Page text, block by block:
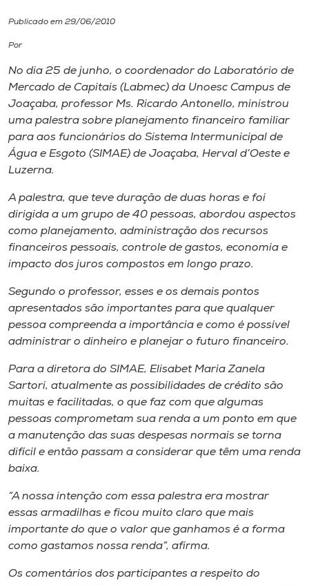
Cultura
CPA
Biblioteca
Editora
Rádio
Unoesc
Store
Selecione
o idioma
A-
Publicado em 29/06/2010
Por
No dia 25 de junho, o coordenador do Laboratório de
Mercado de Capitais (Labmec) da Unoesc Campus de
Joaçaba, professor Ms. Ricardo Antonello, ministrou
uma palestra sobre planejamento financeiro familiar
para aos funcionários do Sistema Intermunicipal de
Água e Esgoto (SIMAE) de Joaçaba, Herval d’Oeste e
Luzerna.
A palestra, que teve duração de duas horas e foi
dirigida a um grupo de 40 pessoas, abordou aspectos
como planejamento, administração dos recursos
financeiros pessoais, controle de gastos, economia e
impacto dos juros compostos em longo prazo.
Segundo o professor, esses e os demais pontos
apresentados são importantes para que qualquer
pessoa compreenda a importância e como é possível
administrar o dinheiro e planejar o futuro financeiro.
Para a diretora do SIMAE, Elisabet Maria Zanela
Sartori, atualmente as possibilidades de crédito são
muitas e facilitadas, o que faz com que algumas
pessoas comprometam sua renda a um ponto em que
a manutenção das suas despesas normais se torna
difícil e então passam a considerar que têm uma renda
baixa.
“A nossa intenção com essa palestra era mostrar
essas armadilhas e ficou muito claro que mais
importante do que o valor que ganhamos é a forma
como gastamos nossa renda”, afirma.
Os comentários dos participantes a respeito do